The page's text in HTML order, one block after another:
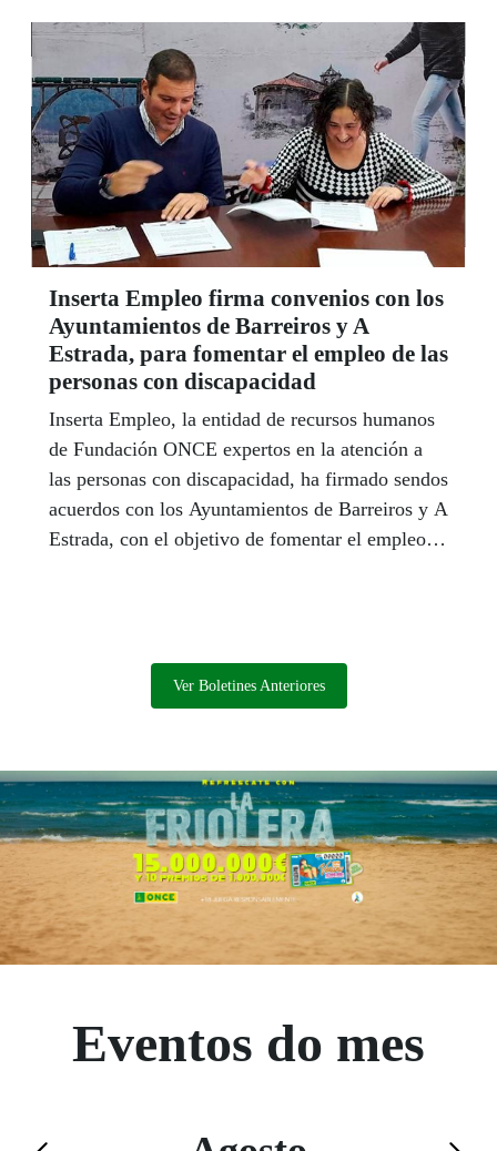
discapacidad visual.
Inserta Empleo firma convenios con los
Ayuntamientos de Barreiros y A
Estrada, para fomentar el empleo de las
personas con discapacidad
Inserta Empleo, la entidad de recursos humanos
de Fundación ONCE expertos en la atención a
las personas con discapacidad, ha firmado sendos
acuerdos con los Ayuntamientos de Barreiros y A
Estrada, con el objetivo de fomentar el empleo
Ver Boletines Anteriores
Eventos do mes
Saltar el calendario